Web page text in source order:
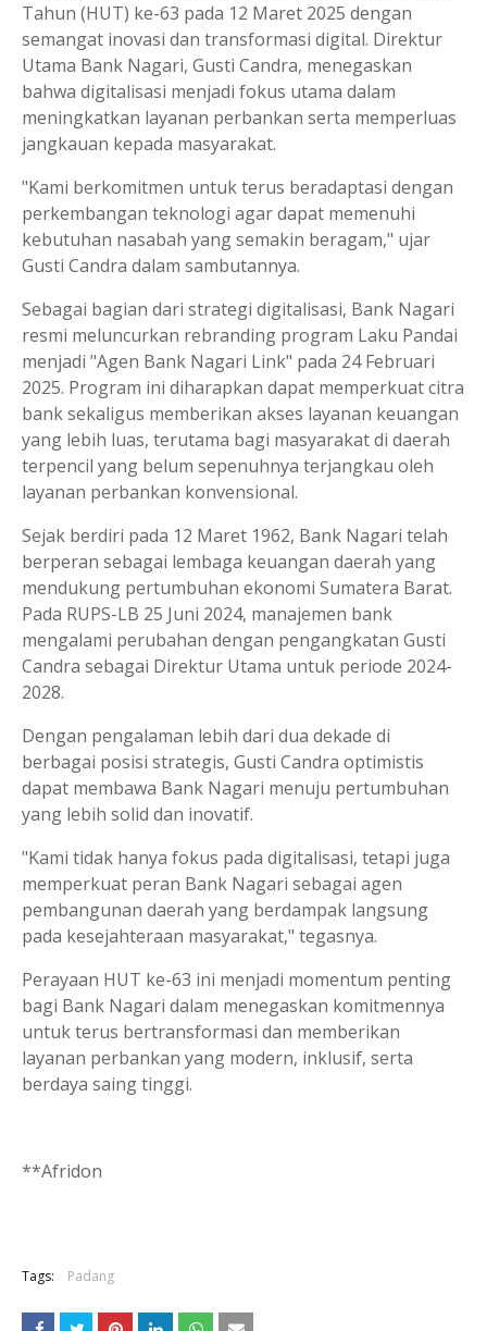
Tahun (HUT) ke-63 pada 12 Maret 2025 dengan
semangat inovasi dan transformasi digital. Direktur
Utama Bank Nagari, Gusti Candra, menegaskan
bahwa digitalisasi menjadi fokus utama dalam
meningkatkan layanan perbankan serta memperluas
jangkauan kepada masyarakat.
"Kami berkomitmen untuk terus beradaptasi dengan
perkembangan teknologi agar dapat memenuhi
kebutuhan nasabah yang semakin beragam," ujar
Gusti Candra dalam sambutannya.
Sebagai bagian dari strategi digitalisasi, Bank Nagari
resmi meluncurkan rebranding program Laku Pandai
menjadi "Agen Bank Nagari Link" pada 24 Februari
2025. Program ini diharapkan dapat memperkuat citra
bank sekaligus memberikan akses layanan keuangan
yang lebih luas, terutama bagi masyarakat di daerah
terpencil yang belum sepenuhnya terjangkau oleh
layanan perbankan konvensional.
Sejak berdiri pada 12 Maret 1962, Bank Nagari telah
berperan sebagai lembaga keuangan daerah yang
mendukung pertumbuhan ekonomi Sumatera Barat.
Pada RUPS-LB 25 Juni 2024, manajemen bank
mengalami perubahan dengan pengangkatan Gusti
Candra sebagai Direktur Utama untuk periode 2024-
2028.
Dengan pengalaman lebih dari dua dekade di
berbagai posisi strategis, Gusti Candra optimistis
dapat membawa Bank Nagari menuju pertumbuhan
yang lebih solid dan inovatif.
"Kami tidak hanya fokus pada digitalisasi, tetapi juga
memperkuat peran Bank Nagari sebagai agen
pembangunan daerah yang berdampak langsung
pada kesejahteraan masyarakat," tegasnya.
Perayaan HUT ke-63 ini menjadi momentum penting
bagi Bank Nagari dalam menegaskan komitmennya
untuk terus bertransformasi dan memberikan
layanan perbankan yang modern, inklusif, serta
berdaya saing tinggi.
**Afridon
Tags: Padang